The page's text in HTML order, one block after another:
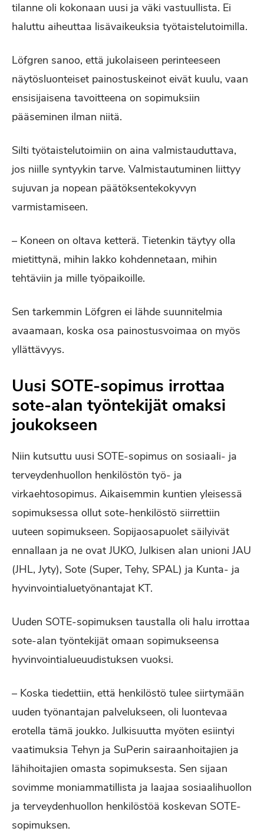
tilanne oli kokonaan uusi ja väki vastuullista. Ei
haluttu aiheuttaa lisävaikeuksia työtaistelutoimilla.
Löfgren sanoo, että jukolaiseen perinteeseen
näytösluonteiset painostuskeinot eivät kuulu, vaan
ensisijaisena tavoitteena on sopimuksiin
pääseminen ilman niitä.
Silti työtaistelutoimiin on aina valmistauduttava,
jos niille syntyykin tarve. Valmistautuminen liittyy
sujuvan ja nopean päätöksentekokyvyn
varmistamiseen.
– Koneen on oltava ketterä. Tietenkin täytyy olla
mietittynä, mihin lakko kohdennetaan, mihin
tehtäviin ja mille työpaikoille.
Sen tarkemmin Löfgren ei lähde suunnitelmia
avaamaan, koska osa painostusvoimaa on myös
yllättävyys.
Uusi SOTE-sopimus irrottaa
sote-alan työntekijät omaksi
joukokseen
Niin kutsuttu uusi SOTE-sopimus on sosiaali- ja
terveydenhuollon henkilöstön työ- ja
virkaehtosopimus. Aikaisemmin kuntien yleisessä
sopimuksessa ollut sote-henkilöstö siirrettiin
uuteen sopimukseen. Sopijaosapuolet säilyivät
ennallaan ja ne ovat JUKO, Julkisen alan unioni JAU
(JHL, Jyty), Sote (Super, Tehy, SPAL) ja Kunta- ja
hyvinvointialuetyönantajat KT.
Uuden SOTE-sopimuksen taustalla oli halu irrottaa
sote-alan työntekijät omaan sopimukseensa
hyvinvointialueuudistuksen vuoksi.
– Koska tiedettiin, että henkilöstö tulee siirtymään
uuden työnantajan palvelukseen, oli luontevaa
erotella tämä joukko. Julkisuutta myöten esiintyi
vaatimuksia Tehyn ja SuPerin sairaanhoitajien ja
lähihoitajien omasta sopimuksesta. Sen sijaan
sovimme moniammatillista ja laajaa sosiaalihuollon
ja terveydenhuollon henkilöstöä koskevan SOTE-
sopimuksen.